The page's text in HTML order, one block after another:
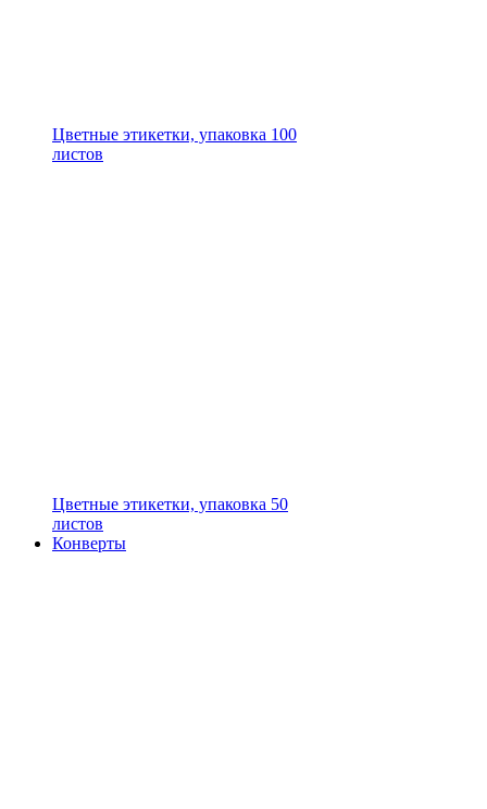
Цветные этикетки, упаковка 100
листов
Цветные этикетки, упаковка 50
листов
Конверты